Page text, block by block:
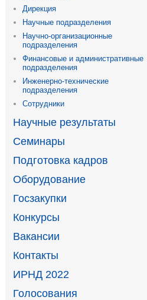
Дирекция
Научные подразделения
Научно-организационные
подразделения
Финансовые и административные
подразделения
Инженерно-технические
подразделения
Сотрудники
Научные результаты
Семинары
Подготовка кадров
Оборудование
Госзакупки
Конкурсы
Вакансии
Контакты
ИРНД 2022
Голосования